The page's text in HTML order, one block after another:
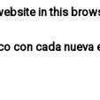
in this
con cada nueva